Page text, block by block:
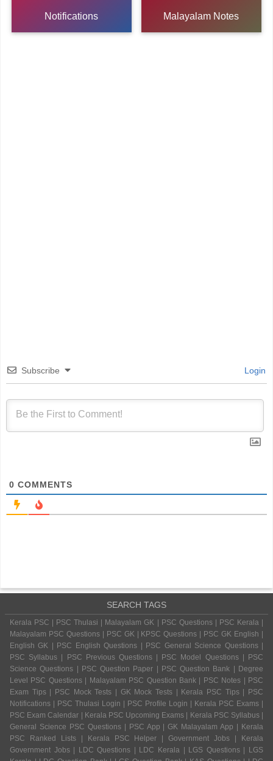
Notifications Malayalam Notes
Subscribe Login
0 COMMENTS
SEARCH TAGS
Kerala PSC | PSC Thulasi | Malayalam GK | PSC Questions | PSC Kerala |
Malayalam PSC Questions | PSC GK | KPSC Questions | PSC GK English |
English GK | PSC English Questions | PSC General Science Questions |
PSC Syllabus | PSC Previous Questions | PSC Model Questions | PSC
Science Questions | PSC Question Paper | PSC Question Bank | Degree
Level PSC Questions | Malayalam PSC Question Bank | PSC Notes | PSC
Exam Tips | PSC Mock Tests | GK Mock Tests | Kerala PSC Tips | PSC
Notifications | PSC Thulasi Login | PSC Profile Login | Kerala PSC Exams |
PSC Exam Calendar | Kerala PSC Upcoming Exams | Kerala PSC Syllabus |
General Science PSC Questions | PSC App | GK Malayalam App | Kerala
PSC Ranked Lists | Kerala PSC Helper | Government Jobs | Kerala
Government Jobs | LDC Questions | LDC Kerala | LGS Questions | LGS